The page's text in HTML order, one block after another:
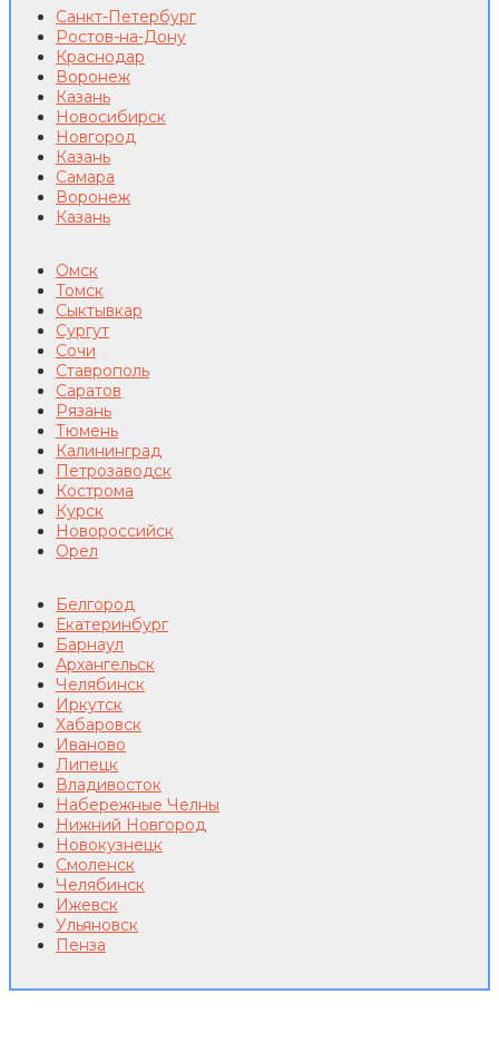
Санкт-Петербург
Ростов-на-Дону
Краснодар
Воронеж
Казань
Новосибирск
Новгород
Казань
Самара
Воронеж
Казань
Омск
Томск
Сыктывкар
Сургут
Сочи
Ставрополь
Саратов
Рязань
Тюмень
Калининград
Петрозаводск
Кострома
Курск
Новороссийск
Орел
Белгород
Екатеринбург
Барнаул
Архангельск
Челябинск
Иркутск
Хабаровск
Иваново
Липецк
Владивосток
Набережные Челны
Нижний Новгород
Новокузнецк
Смоленск
Челябинск
Ижевск
Ульяновск
Пенза